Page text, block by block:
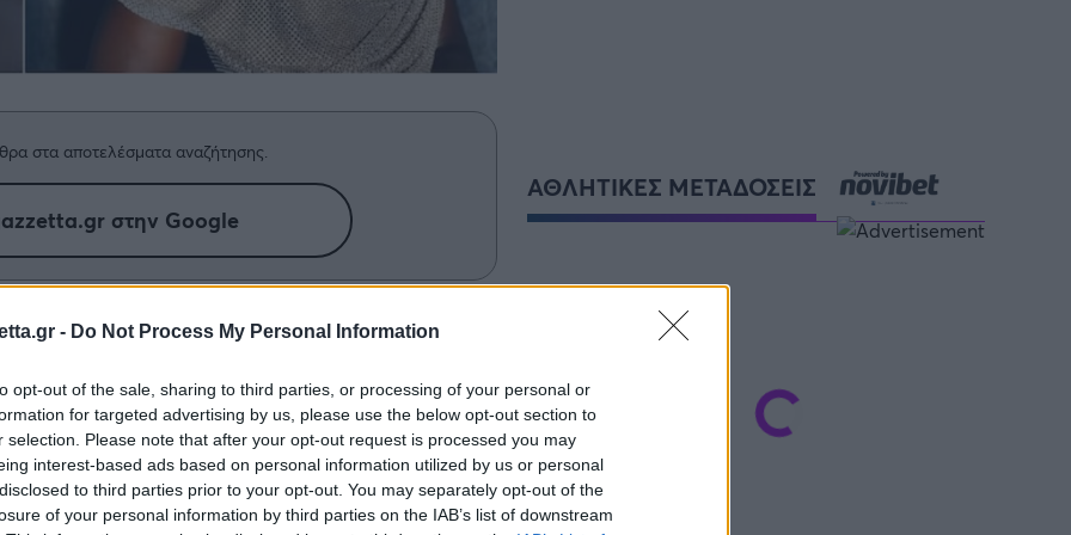
- Do Not Process My Personal Information
opt-out of the sale, sharing to third parties, or processing of your personal or
for targeted advertising by us, please use the below opt-out section to
selection. Please note that after your opt-out request is processed you may
interest-based ads based on personal information utilized by us or personal
to third parties prior to your opt-out. You may separately opt-out of the
of your personal information by third parties on the IAB’s list of downstream
στα αποτελέσματα αναζήτησης.
στην Google
επίκεντρο της συζήτησης πριν
ΑΘΛΗΤΙΚΕΣ ΜΕΤΑΔΟΣΕΙΣ